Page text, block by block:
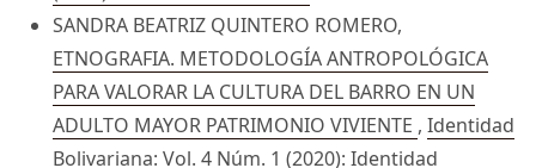
SANDRA BEATRIZ QUINTERO ROMERO,
ETNOGRAFIA. METODOLOGÍA ANTROPOLÓGICA
PARA VALORAR LA CULTURA DEL BARRO EN UN
ADULTO MAYOR PATRIMONIO VIVIENTE , Identidad
Bolivariana: Vol. 4 Núm. 1 (2020): Identidad